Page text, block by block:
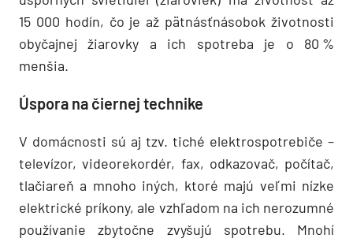
15 000 hodín, čo je až pätnásť­násobok životnosti
obyčajnej žiarovky a ich spotreba je o 80 %
menšia.
Úspora na čiernej technike
V domácnosti sú aj tzv. tiché elektrospotrebiče –
televízor, videorekordér, fax, odkazovač, počítač,
tlačiareň a mnoho iných, ktoré majú veľmi nízke
elektrické príkony, ale vzhľadom na ich nerozumné
používanie zbytočne zvyšujú spotrebu. Mnohí